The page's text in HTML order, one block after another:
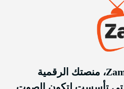
مرحباً بك في Zamalek TV، منصتك الرقمية